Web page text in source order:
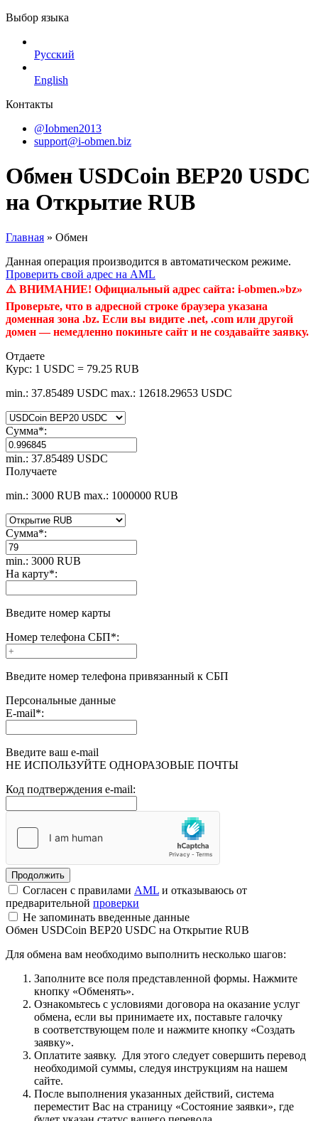
Выбор языка
Русский
English
Контакты
@Iobmen2013
support@i-obmen.biz
Обмен USDCoin BEP20 USDC
на Открытие RUB
Главная » Обмен
Данная операция производится в автоматическом режиме.
Проверить свой адрес на AML
⚠️ ВНИМАНИЕ! Официальный адрес сайта: i-obmen.»bz»
Проверьте, что в адресной строке браузера указана
доменная зона .bz. Если вы видите .net, .com или другой
домен — немедленно покиньте сайт и не создавайте заявку.
Отдаете
Курс: 1 USDC = 79.25 RUB
min.: 37.85489 USDC max.: 12618.29653 USDC
Сумма*:
min.: 37.85489 USDC
Получаете
min.: 3000 RUB max.: 1000000 RUB
Сумма*:
min.: 3000 RUB
На карту*:
Введите номер карты
Номер телефона СБП*:
Введите номер телефона привязанный к СБП
Персональные данные
E-mail*:
Введите ваш e-mail
НЕ ИСПОЛЬЗУЙТЕ ОДНОРАЗОВЫЕ ПОЧТЫ
Код подтверждения e-mail:
Согласен с правилами AML и отказываюсь от
предварительной проверки
Не запоминать введенные данные
Обмен USDCoin BEP20 USDC на Открытие RUB
Для обмена вам необходимо выполнить несколько шагов:
Заполните все поля представленной формы. Нажмите
кнопку «Обменять».
Ознакомьтесь с условиями договора на оказание услуг
обмена, если вы принимаете их, поставьте галочку
в соответствующем поле и нажмите кнопку «Создать
заявку».
Оплатите заявку. Для этого следует совершить перевод
необходимой суммы, следуя инструкциям на нашем
сайте.
После выполнения указанных действий, система
переместит Вас на страницу «Состояние заявки», где